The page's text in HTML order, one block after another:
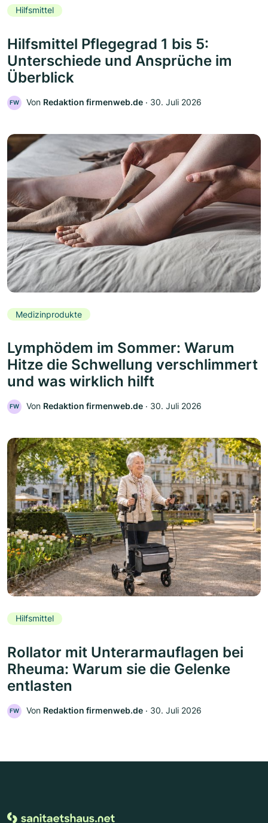
Hilfsmittel
Hilfsmittel Pflegegrad 1 bis 5:
Unterschiede und Ansprüche im
Überblick
FW Von Redaktion firmenweb.de ‧ 30. Juli 2026
Medizinprodukte
Lymphödem im Sommer: Warum
Hitze die Schwellung verschlimmert
und was wirklich hilft
FW Von Redaktion firmenweb.de ‧ 30. Juli 2026
Hilfsmittel
Rollator mit Unterarmauflagen bei
Rheuma: Warum sie die Gelenke
entlasten
FW Von Redaktion firmenweb.de ‧ 30. Juli 2026